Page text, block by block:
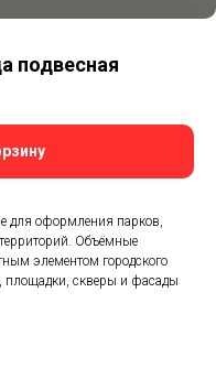
подвесная
для оформления парков,
Объёмные
элементом городского
площадки, скверы и фасады